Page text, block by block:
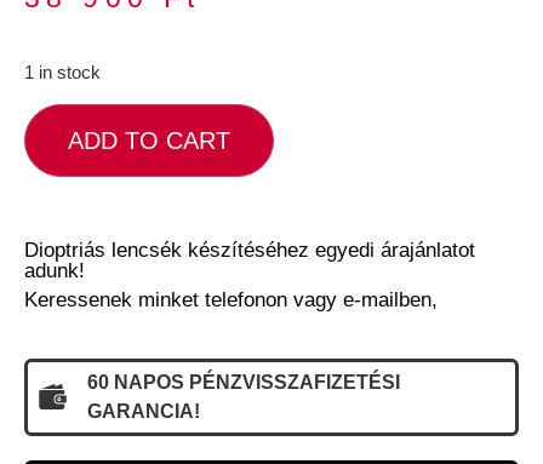
1 in stock
ADD TO CART
Dioptriás lencsék készítéséhez egyedi árajánlatot
adunk!
Keressenek minket telefonon vagy e-mailben,
60 NAPOS PÉNZVISSZAFIZETÉSI
GARANCIA!